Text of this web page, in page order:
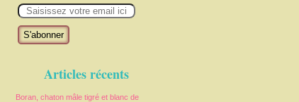
m
Articles récents
Boran, chaton mâle tigré et blanc de